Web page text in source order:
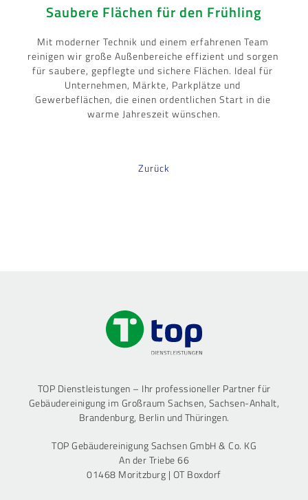
Saubere Flächen für den Frühling
Mit moderner Technik und einem erfahrenen Team
reinigen wir große Außenbereiche effizient und sorgen
für saubere, gepflegte und sichere Flächen. Ideal für
Unternehmen, Märkte, Parkplätze und
Gewerbeflächen, die einen ordentlichen Start in die
warme Jahreszeit wünschen.
Zurück
TOP Dienstleistungen – Ihr professioneller Partner für
Gebäudereinigung im Großraum Sachsen, Sachsen-Anhalt,
Brandenburg, Berlin und Thüringen.
TOP Gebäudereinigung Sachsen GmbH & Co. KG
An der Triebe 66
01468 Moritzburg | OT Boxdorf